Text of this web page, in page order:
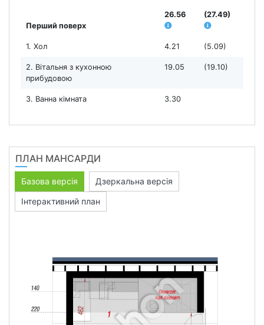
Перший поверх
26.56 (27.49)
1. Хол 4.21 (5.09)
2. Вітальня з кухонною
прибудовою
19.05 (19.10)
3. Ванна кімната 3.30
ПЛАН МАНСАРДИ
Базова версія
Дзеркальна версія
Інтерактивний план